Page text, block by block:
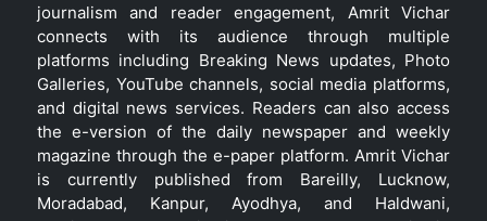
journalism and reader engagement, Amrit Vichar
connects with its audience through multiple
platforms including Breaking News updates, Photo
Galleries, YouTube channels, social media platforms,
and digital news services. Readers can also access
the e-version of the daily newspaper and weekly
magazine through the e-paper platform. Amrit Vichar
is currently published from Bareilly, Lucknow,
Moradabad, Kanpur, Ayodhya, and Haldwani,